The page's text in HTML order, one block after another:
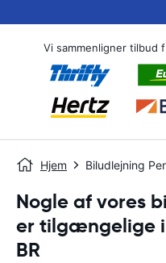
Vi sammenligner tilbud
Hjem Biludlejning
Nogle af vores
er tilgængelige i
BR